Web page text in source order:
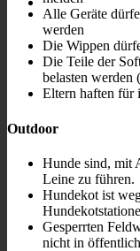
Alle Geräte
werden
Die Wippen
Die Teile der
belasten werden
Eltern haften für
Outdoor
Hunde sind, mit
Leine zu führen.
Hundekot ist
Gesperrten
nicht in